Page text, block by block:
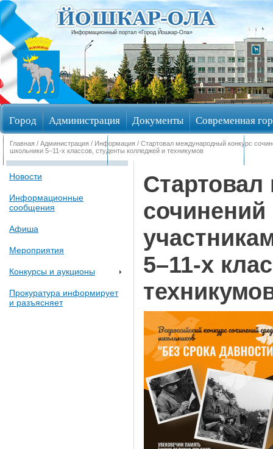
Информационный портал «Город Йошкар-Ола»
Город Администрация Документы Современная
Обращения граждан Общественные обсуждения
Главная / Администрация / Информация / Стартовал международный конкурс
школьники 5–11-х классов, студенты колледжей и техникумов
Новости
Информационные
сообщения
Афиша
Мероприятия
Конкурсы и аукционы
Прокуратура информирует
и разъясняет
сочинений
5–11-х